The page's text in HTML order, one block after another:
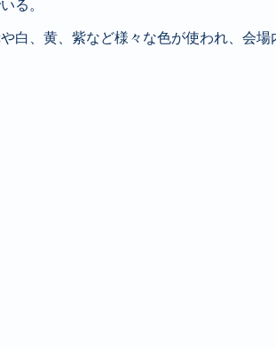
る。
、黄、紫など様々な色が使われ、会場